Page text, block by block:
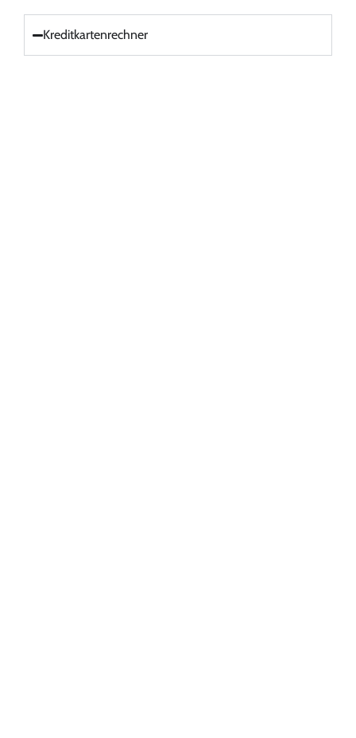
Kreditkartenrechner